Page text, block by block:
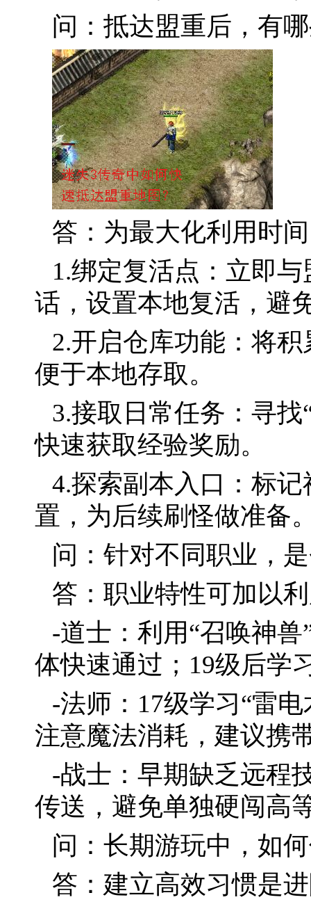
问：抵达盟重后，有
答：为最大化利用时
1.绑定复活点：立即
话，设置本地复活，避
2.开启仓库功能：将
便于本地存取。
3.接取日常任务：寻找
快速获取经验奖励。
4.探索副本入口：标
置，为后续刷怪做准备
问：针对不同职业，
答：职业特性可加以
-道士：利用“召唤神
体快速通过；19级后学
-法师：17级学习“雷
注意魔法消耗，建议携
-战士：早期缺乏远程
传送，避免单独硬闯高
问：长期游玩中，如
答：建立高效习惯是